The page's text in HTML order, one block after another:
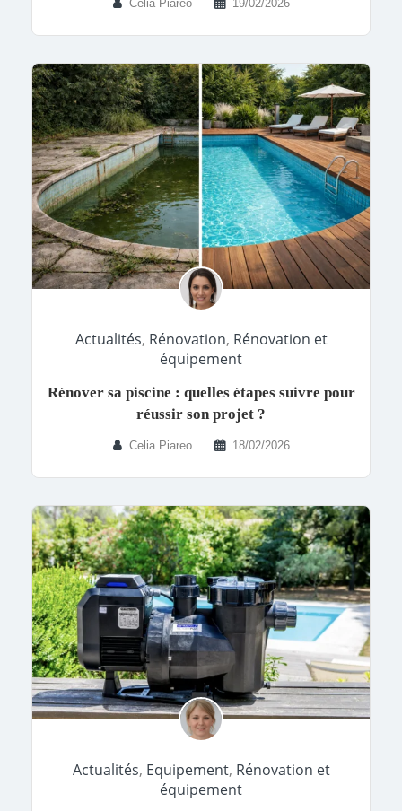
Celia Piareo 19/02/2026
Actualités, Rénovation, Rénovation et
équipement
Rénover sa piscine : quelles étapes suivre pour
réussir son projet ?
Celia Piareo 18/02/2026
Actualités, Equipement, Rénovation et
équipement